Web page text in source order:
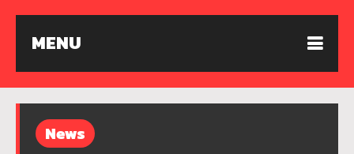
MENU
News